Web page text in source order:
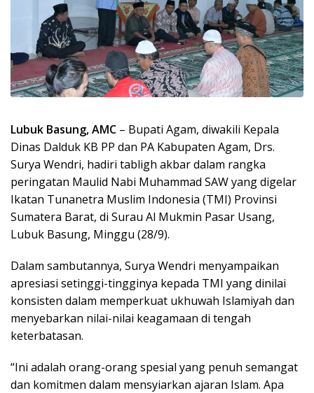
Lubuk Basung, AMC – Bupati Agam, diwakili Kepala
Dinas Dalduk KB PP dan PA Kabupaten Agam, Drs.
Surya Wendri, hadiri tabligh akbar dalam rangka
peringatan Maulid Nabi Muhammad SAW yang digelar
Ikatan Tunanetra Muslim Indonesia (TMI) Provinsi
Sumatera Barat, di Surau Al Mukmin Pasar Usang,
Lubuk Basung, Minggu (28/9).
Dalam sambutannya, Surya Wendri menyampaikan
apresiasi setinggi-tingginya kepada TMI yang dinilai
konsisten dalam memperkuat ukhuwah Islamiyah dan
menyebarkan nilai-nilai keagamaan di tengah
keterbatasan.
“Ini adalah orang-orang spesial yang penuh semangat
dan komitmen dalam mensyiarkan ajaran Islam. Apa